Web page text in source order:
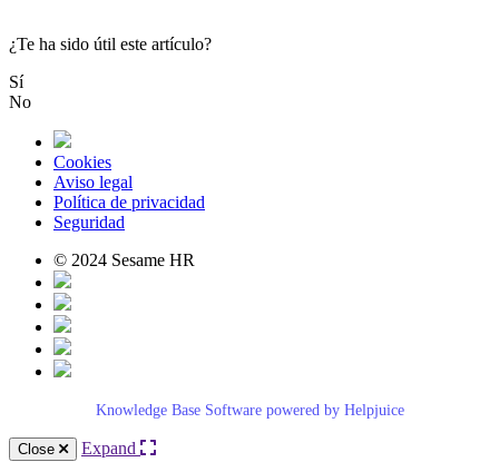
¿Te ha sido útil este artículo?
Sí
No
Cookies
Aviso legal
Política de privacidad
Seguridad
© 2024 Sesame HR
Knowledge Base Software powered by Helpjuice
Close Expand